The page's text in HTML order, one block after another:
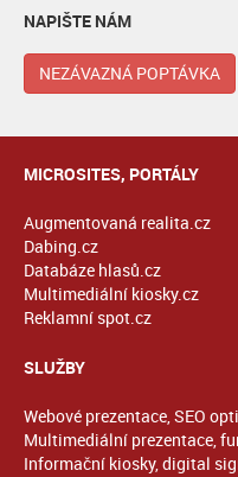
NAPIŠTE NÁM
NEZÁVAZNÁ POPTÁVKA
MICROSITES, PORTÁLY
Augmentovaná realita.cz
Dabing.cz
Databáze hlasů.cz
Multimediální kiosky.cz
Reklamní spot.cz
SLUŽBY
Webové prezentace, SEO
Multimediální prezentace,
Informační kiosky, digital